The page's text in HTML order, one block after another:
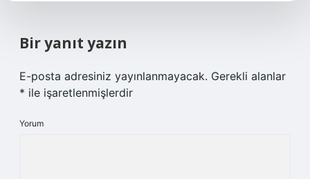
Bir yanıt yazın
E-posta adresiniz yayınlanmayacak. Gerekli alanlar
* ile işaretlenmişlerdir
Yorum